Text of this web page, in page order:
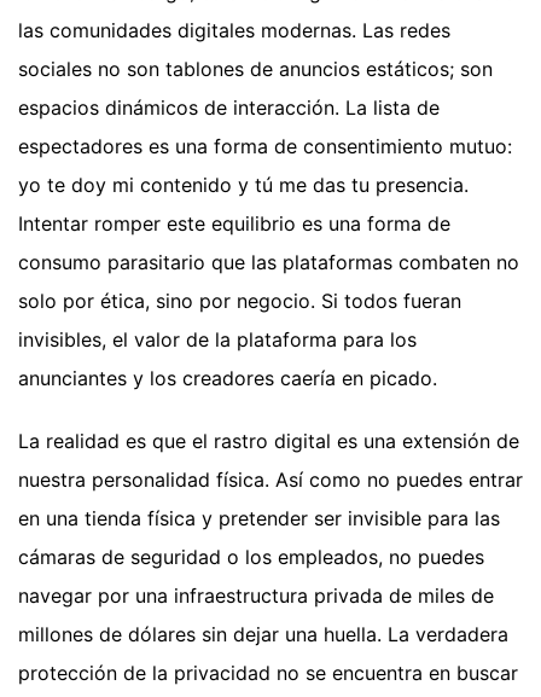
las comunidades digitales modernas. Las redes
sociales no son tablones de anuncios estáticos; son
espacios dinámicos de interacción. La lista de
espectadores es una forma de consentimiento mutuo:
yo te doy mi contenido y tú me das tu presencia.
Intentar romper este equilibrio es una forma de
consumo parasitario que las plataformas combaten no
solo por ética, sino por negocio. Si todos fueran
invisibles, el valor de la plataforma para los
anunciantes y los creadores caería en picado.
La realidad es que el rastro digital es una extensión de
nuestra personalidad física. Así como no puedes entrar
en una tienda física y pretender ser invisible para las
cámaras de seguridad o los empleados, no puedes
navegar por una infraestructura privada de miles de
millones de dólares sin dejar una huella. La verdadera
protección de la privacidad no se encuentra en buscar